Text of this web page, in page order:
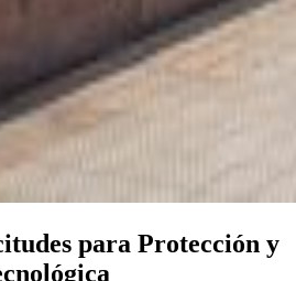
para Protección y